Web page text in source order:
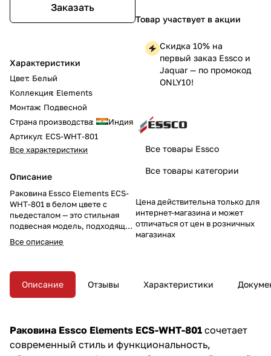
Заказать
Характеристики
Цвет: Белый
Коллекция: Elements
Монтаж: Подвесной
Страна производства:
Индия
Артикул: ECS-WHT-801
Все характеристики
Описание
Раковина Essco Elements ECS-
WHT-801 в белом цвете с
пьедесталом — это стильная
подвесная модель, подходящая
для современных ванных
комнат. Компактные размеры
крепежных аксессуаров
обеспечивают удобство
установки и использования.
Все описание
Товар участвует в акции
Скидка 10% на
первый заказ Essco и
Jaquar — по промокод
ONLY10!
Все товары Essco
Все товары категории
Цена действительна только для
интернет-магазина и может
отличаться от цен в розничных
магазинах
Описание Отзывы Характеристики
Раковина Essco Elements ECS-WHT-801 сочетает
современный стиль и функциональность,